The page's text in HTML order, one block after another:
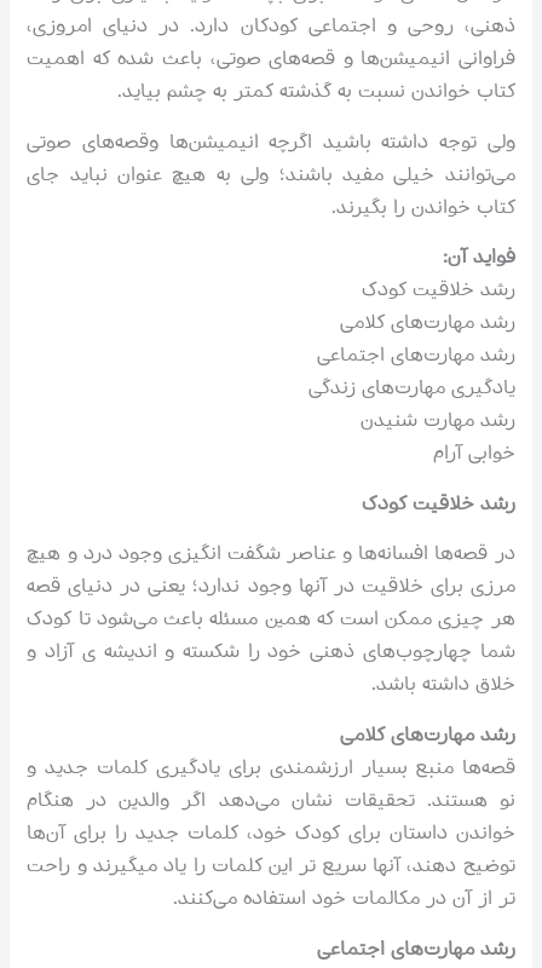
ذهنی، روحی و اجتماعی کودکان دارد. در دنیای امروزی،
فراوانی انیمیشن‌ها و قصه‌های صوتی، باعث شده که اهمیت
کتاب خواندن نسبت به گذشته کمتر به چشم بیاید.
ولی توجه داشته باشید اگرچه انیمیشن‌ها وقصه‌های صوتی
می‌توانند خیلی مفید باشند؛ ولی به هیچ عنوان نباید جای
کتاب خواندن را بگیرند.
فواید آن:
رشد خلاقیت کودک
رشد مهارت‌های کلامی
رشد مهارت‌های اجتماعی
یادگیری مهارت‌های زندگی
رشد مهارت شنیدن
خوابی آرام
رشد خلاقیت کودک
در قصه‌ها افسانه‌ها و عناصر شگفت انگیزی وجود درد و هیچ
مرزی برای خلاقیت در آنها وجود ندارد؛ یعنی در دنیای قصه
هر چیزی ممکن است که همین مسئله باعث می‌شود تا کودک
شما چهارچوب‌های ذهنی‌ خود را شکسته و اندیشه ی آزاد و
خلاق داشته باشد.
رشد مهارت‌های کلامی
قصه‌ها منبع بسیار ارزشمندی برای یادگیری کلمات جدید و
نو هستند. تحقیقات نشان می‌دهد اگر والدین در هنگام
خواندن داستان برای کودک خود، کلمات جدید را برای آن‌ها
توضیح دهند، آنها سریع ‌تر این کلمات را یاد میگیرند و راحت
‌تر از آن در مکالمات خود استفاده می‌کنند.
رشد مهارت‌های اجتماعی